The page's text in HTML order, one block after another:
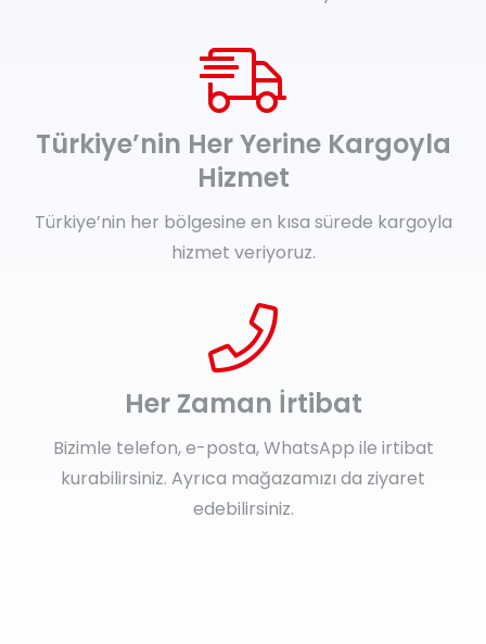
Türkiye’nin Her Yerine Kargoyla
Hizmet
Türkiye’nin her bölgesine en kısa sürede kargoyla
hizmet veriyoruz.
Her Zaman İrtibat
Bizimle telefon, e-posta, WhatsApp ile irtibat
kurabilirsiniz. Ayrıca mağazamızı da ziyaret
edebilirsiniz.